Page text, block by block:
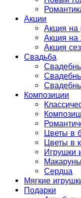
Акции
Акция на
Акция на
Акция
Свадьба
Композиции
Цветы в
Цветы в
Игрушки
Сердца
Мягкие
Подарки